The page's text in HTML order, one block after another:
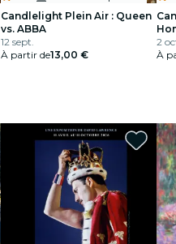
Candlelight Plein Air : Queen
vs. ABBA
12 sept.
À partir de13,00 €
2
À